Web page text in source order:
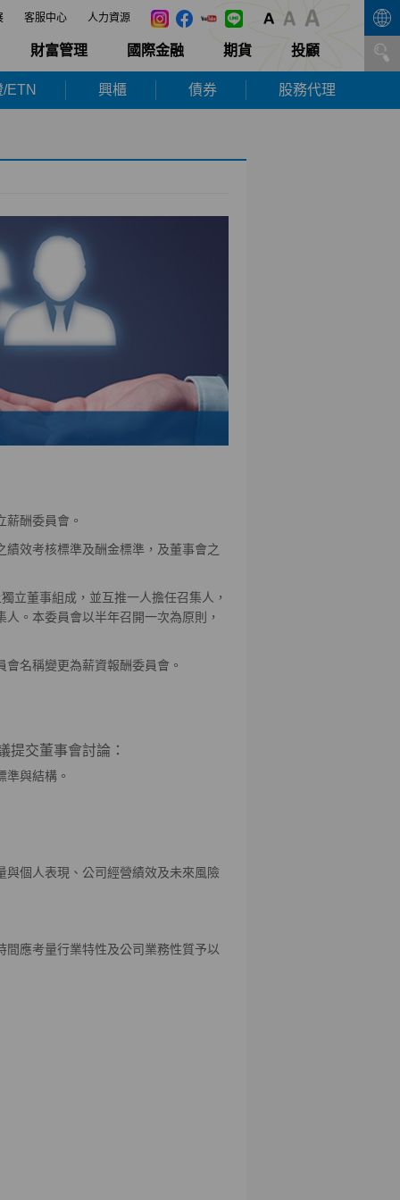
客服中心 人力資源
財富管理 國際金融 期貨 投顧
ETN 興櫃 債券 股務代理
酬委員會。
效考核標準及酬金標準，及董事會之
立董事組成，並互推一人擔任召集人，
。本委員會以半年召開一次為原則，
名稱變更為薪資報酬委員會。
交董事會討論：
與結構。
個人表現、公司經營績效及未來風險
應考量行業特性及公司業務性質予以